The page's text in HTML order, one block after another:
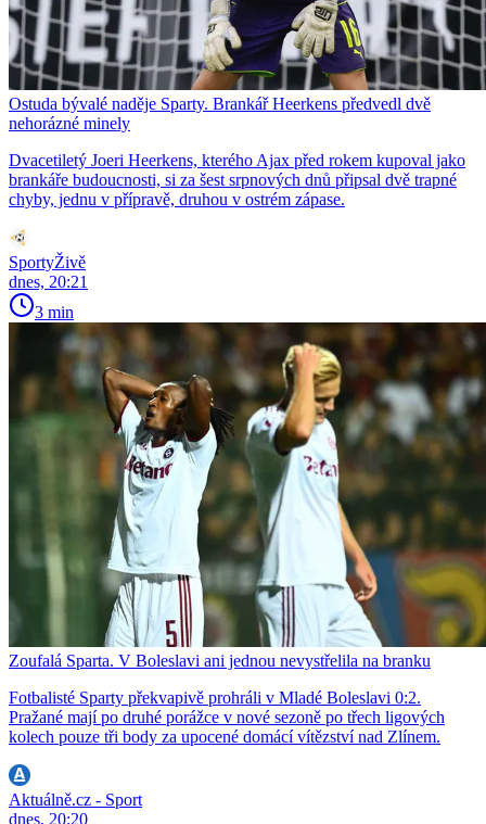
Ostuda bývalé naděje Sparty. Brankář Heerkens předvedl dvě
nehorázné minely
Dvacetiletý Joeri Heerkens, kterého Ajax před rokem kupoval jako
brankáře budoucnosti, si za šest srpnových dnů připsal dvě trapné
chyby, jednu v přípravě, druhou v ostrém zápase.
SportyŽivě
dnes, 20:21
3 min
Zoufalá Sparta. V Boleslavi ani jednou nevystřelila na branku
Fotbalisté Sparty překvapivě prohráli v Mladé Boleslavi 0:2.
Pražané mají po druhé porážce v nové sezoně po třech ligových
kolech pouze tři body za upocené domácí vítězství nad Zlínem.
Aktuálně.cz - Sport
dnes, 20:20